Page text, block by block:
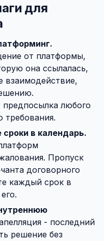
для
от платформы,
она ссылалась,
предпосылка любого
требования.
в календарь.
Пропуск
договорного
каждый срок в
- последний
решение без